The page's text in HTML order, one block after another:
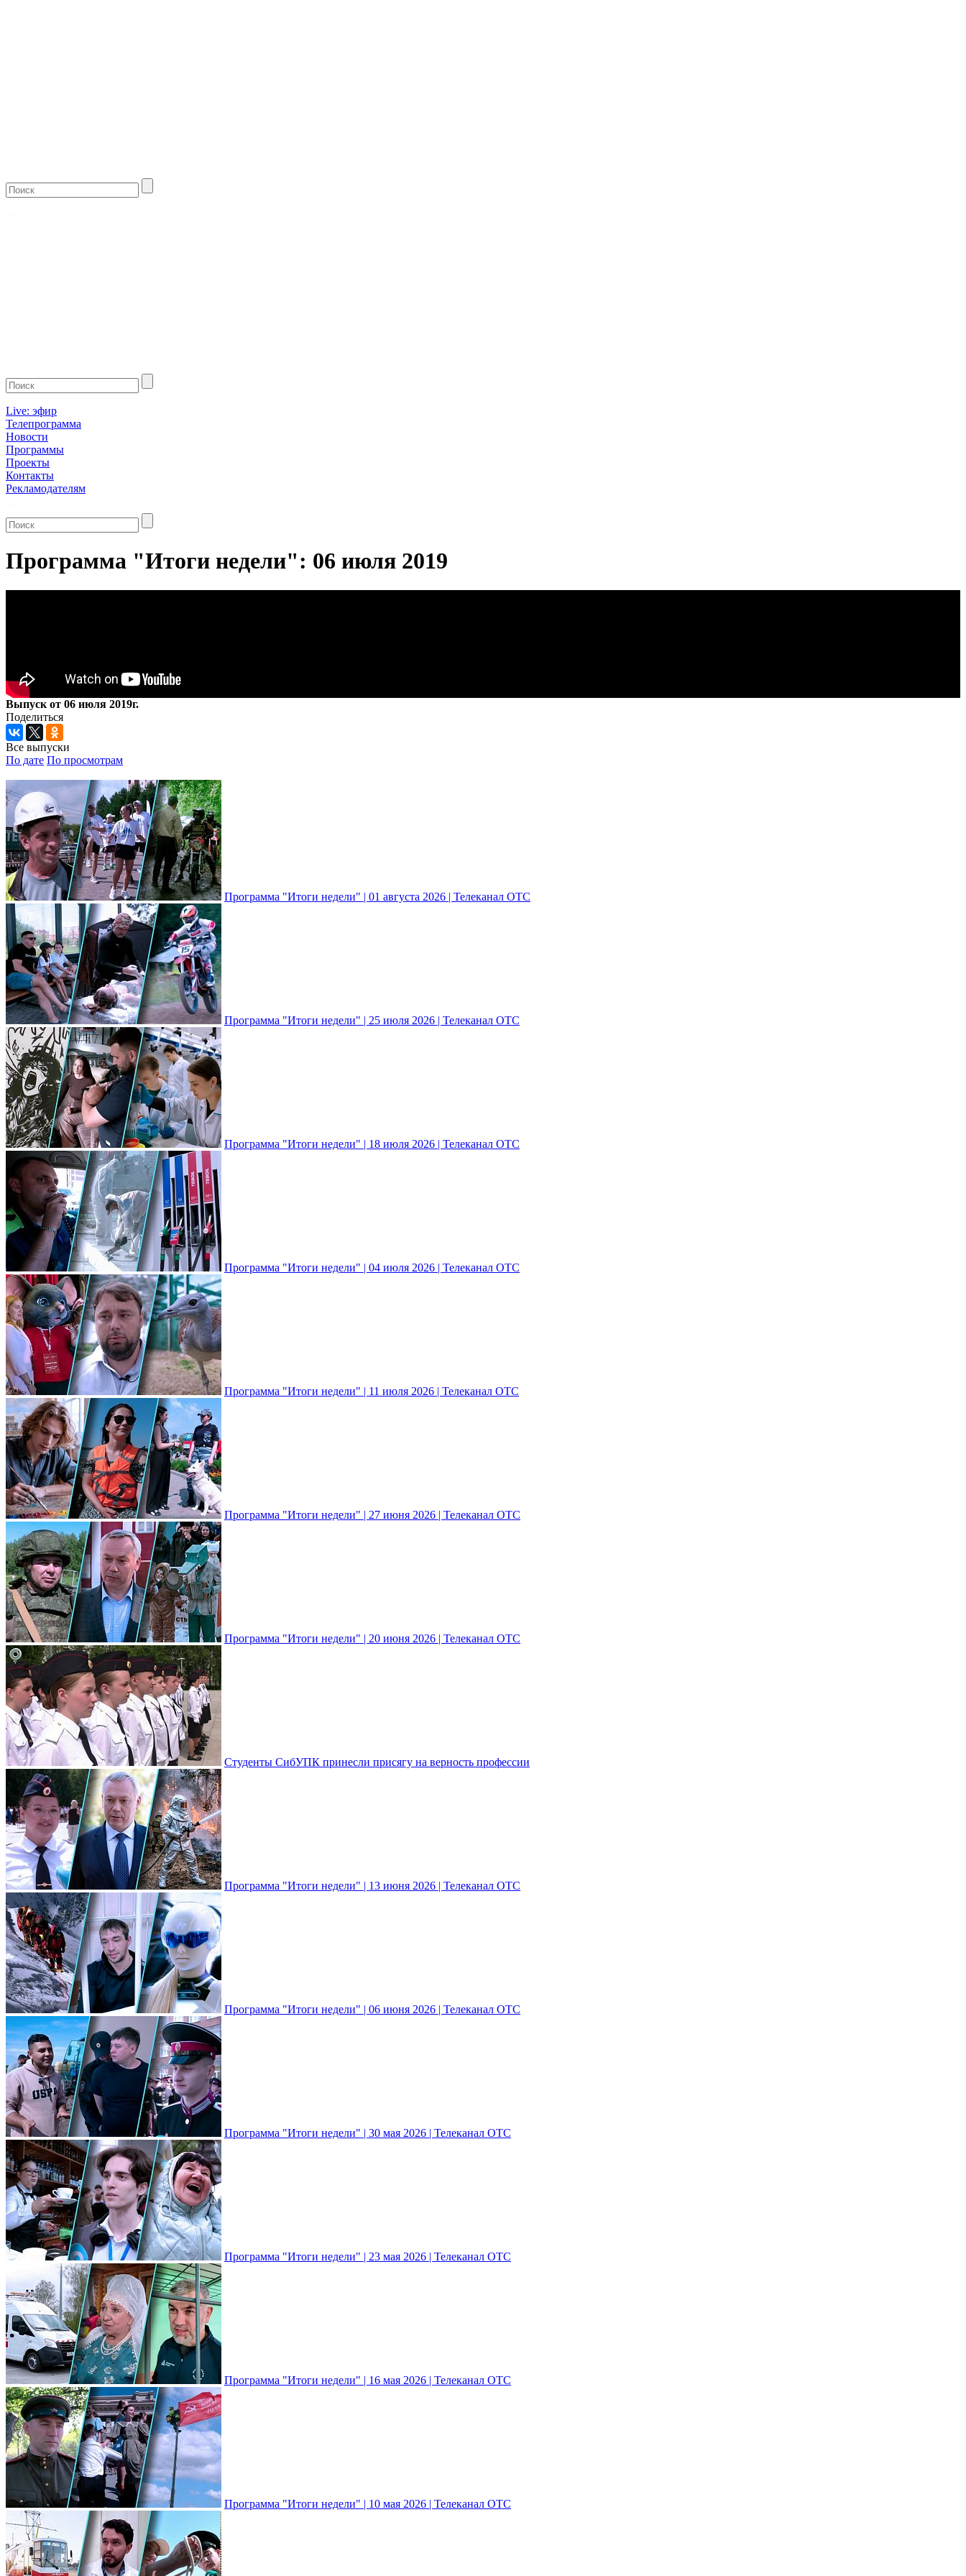
Live: эфир
Телепрограмма
Новости
Программы
Проекты
Контакты
Рекламодателям
Программа "Итоги недели": 06 июля 2019
Выпуск от 06 июля 2019г.
Поделиться
Все выпуски
По дате По просмотрам
Программа "Итоги недели" | 01 августа 2026 | Телеканал ОТС
Программа "Итоги недели" | 25 июля 2026 | Телеканал ОТС
Программа "Итоги недели" | 18 июля 2026 | Телеканал ОТС
Программа "Итоги недели" | 04 июля 2026 | Телеканал ОТС
Программа "Итоги недели" | 11 июля 2026 | Телеканал ОТС
Программа "Итоги недели" | 27 июня 2026 | Телеканал ОТС
Программа "Итоги недели" | 20 июня 2026 | Телеканал ОТС
Студенты СибУПК принесли присягу на верность профессии
Программа "Итоги недели" | 13 июня 2026 | Телеканал ОТС
Программа "Итоги недели" | 06 июня 2026 | Телеканал ОТС
Программа "Итоги недели" | 30 мая 2026 | Телеканал ОТС
Программа "Итоги недели" | 23 мая 2026 | Телеканал ОТС
Программа "Итоги недели" | 16 мая 2026 | Телеканал ОТС
Программа "Итоги недели" | 10 мая 2026 | Телеканал ОТС